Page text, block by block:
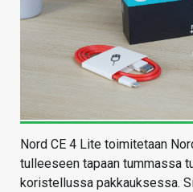
Nord CE 4 Lite toimitetaan
tulleeseen tapaan tummassa
koristellussa pakkauksessa.